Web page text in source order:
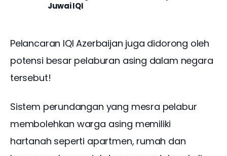
Juwai IQI
Pelancaran IQI Azerbaijan juga didorong oleh
potensi besar pelaburan asing dalam negara
tersebut!
Sistem perundangan yang mesra pelabur
membolehkan warga asing memiliki
hartanah seperti apartmen, rumah dan